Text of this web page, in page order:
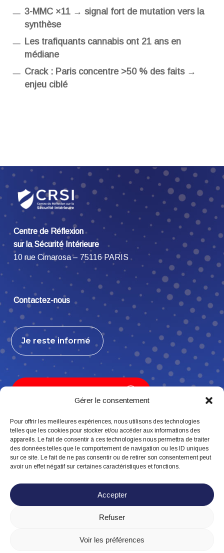
Gérer le consentement
Pour offrir les meilleures expériences, nous utilisons des technologies
telles que les cookies pour stocker et/ou accéder aux informations des
appareils. Le fait de consentir à ces technologies nous permettra de traiter
des données telles que le comportement de navigation ou les ID uniques
sur ce site. Le fait de ne pas consentir ou de retirer son consentement peut
avoir un effet négatif sur certaines caractéristiques et fonctions.
Accepter
Refuser
Voir les préférences
3-MMC ×11 → signal fort de mutation vers la
synthèse
Les trafiquants cannabis ont 21 ans en
médiane
Crack : Paris concentre >50 % des faits →
enjeu ciblé
Centre de Réflexion
sur la Sécurité Intérieure
10 rue Cimarosa – 75116 PARIS
Contactez-nous
Je reste informé
Suivez-nous